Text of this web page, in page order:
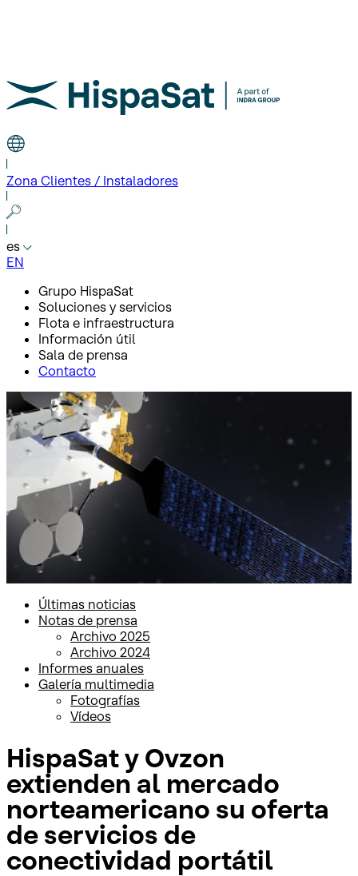
Zona Clientes / Instaladores
es
EN
Grupo HispaSat
Soluciones y servicios
Flota e infraestructura
Información útil
Sala de prensa
Contacto
Inicio Sala de prensa
Notas de prensa
Últimas noticias
Notas de prensa
Archivo 2025
Archivo 2024
Informes anuales
Galería multimedia
Fotografías
Vídeos
HispaSat y Ovzon
extienden al mercado
norteamericano su oferta
de servicios de
conectividad portátil